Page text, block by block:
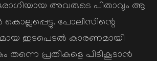
അവരുടെ പിതാവും ആ
പോലീസിന്റെ
ഇടപെടൽ കാരണമായി
തന്നെ പ്രതികളെ പിടികൂടാൻ